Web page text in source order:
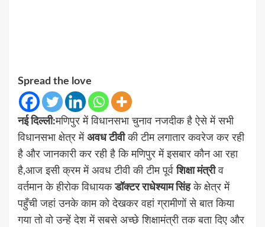
Spread the love
नई दिल्ली:मणिपुर में विधानसभा चुनाव नजदीक है ऐसे में सभी
विधानसभा क्षेत्र में अवध टीवीकी टीम लगातार कवरेज कर रही
है और जानकारी कर रही है कि मणिपुर में इसबार कौन आ रहा
है,आज इसी क्रम में अवध टीवी की टीम पूर्वशिक्षा मंत्रीव
वर्तमान के हीरोक विधायकडॉक्टर राधेश्याम सिंहके क्षेत्र में
पहुँची जहां उनके काम को देखकर वहां ग्रामीणों से बात किया
गया तो वो उन्हें देश में सबसे अच्छे शिक्षामंत्री तक बता दिए और